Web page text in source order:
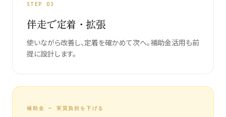
STEP 03
伴走で定着・拡張
使いながら改善し、定着を確かめて次へ。補助金活用も前
提に設計します。
補助金 — 実質負担を下げる